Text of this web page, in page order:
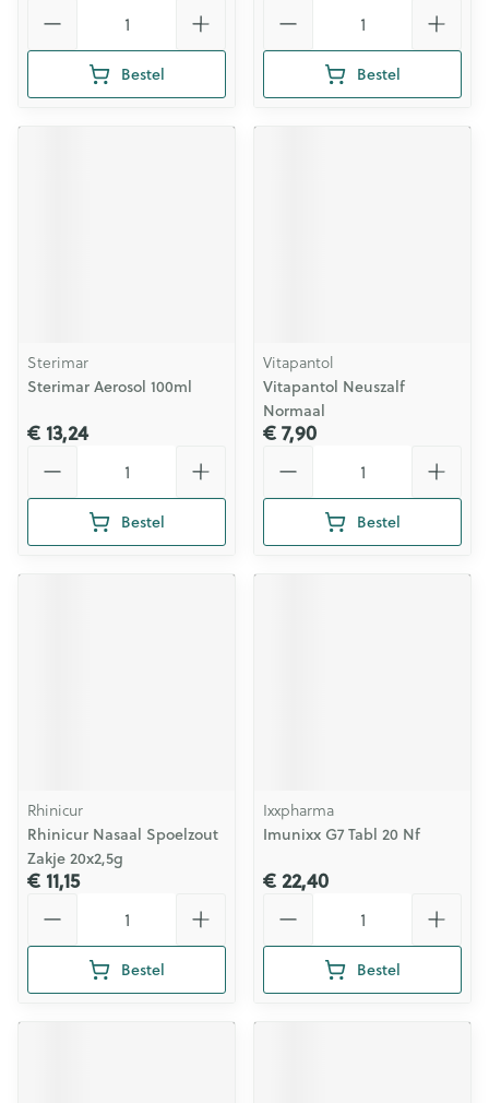
Bestel Bestel
Sterimar
Sterimar Aerosol 100ml
€ 13,24
Bestel
Vitapantol
Vitapantol Neuszalf
Normaal
€ 7,90
Bestel
Rhinicur
Rhinicur Nasaal Spoelzout
Zakje 20x2,5g
€ 11,15
Bestel
Ixxpharma
Imunixx G7 Tabl 20 Nf
€ 22,40
Bestel